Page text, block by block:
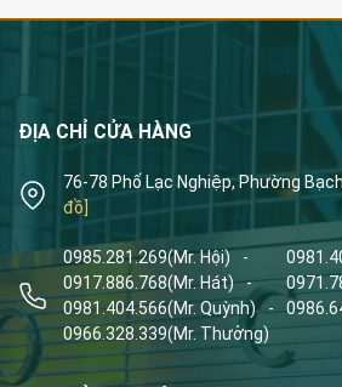
ĐỊA CHỈ CỬA HÀNG
76-78 Phố Lạc Nghiệp, Phường
đồ]
0985.281.269(Mr. Hội) -
0917.886.768(Mr. Hát) -
0981.404.566(Mr. Quỳnh) -
0966.328.339(Mr. Thưởng)